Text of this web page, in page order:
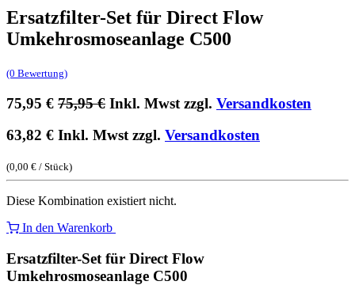
Ersatzfilter-Set für Direct Flow
Umkehrosmoseanlage C500
(0 Bewertung)
75,95 € 75,95€ Inkl. Mwst zzgl. Versandkosten
63,82 € Inkl. Mwst zzgl. Versandkosten
(0,00 € / Stück)
Diese Kombination existiert nicht.
In den Warenkorb
Ersatzfilter-Set für Direct Flow
Umkehrosmoseanlage C500